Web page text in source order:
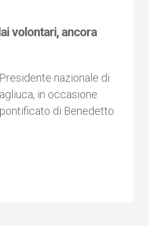
volontari, ancora
nazionale di
in occasione
di Benedetto